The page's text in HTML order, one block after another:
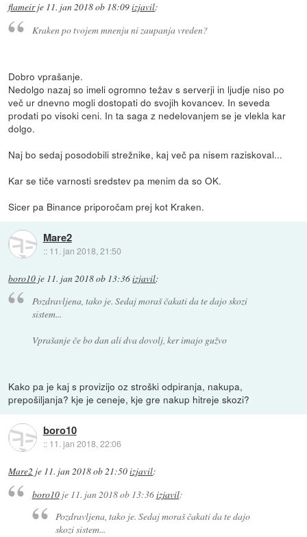
flameirje 11. jan 2018 ob 18:09izjavil:
Kraken po tvojem mnenju ni zaupanja vreden?
Dobro vprašanje.
Nedolgo nazaj so imeli ogromno težav s serverji in ljudje niso po
več ur dnevno mogli dostopati do svojih kovancev. In seveda
prodati po visoki ceni. In ta saga z nedelovanjem se je vlekla kar
dolgo.
Naj bo sedaj posodobili strežnike, kaj več pa nisem raziskoval...
Kar se tiče varnosti sredstev pa menim da so OK.
Sicer pa Binance priporočam prej kot Kraken.
Mare2
:: 11. jan 2018, 21:50
boro10 je 11. jan 2018 ob 13:36izjavil:
Pozdravljena, tako je. Sedaj moraš čakati da te dajo skozi
sistem...
Vprašanje če bo dan ali dva dovolj, ker imajo gužvo
Kako pa je kaj s provizijo oz stroški odpiranja, nakupa,
prepošiljanja? kje je ceneje, kje gre nakup hitreje skozi?
boro10
:: 11. jan 2018, 22:06
Mare2 je 11. jan 2018 ob 21:50izjavil:
boro10je 11. jan 2018 ob 13:36izjavil:
Pozdravljena, tako je. Sedaj moraš čakati da te dajo
skozi sistem...